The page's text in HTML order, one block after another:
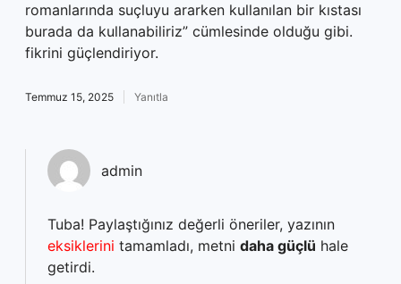
romanlarında suçluyu ararken kullanılan bir kıstası
burada da kullanabiliriz” cümlesinde olduğu gibi.
fikrini güçlendiriyor.
Temmuz 15, 2025 Yanıtla
admin
Tuba! Paylaştığınız değerli öneriler, yazının
eksiklerini tamamladı, metni daha güçlü hale
getirdi.